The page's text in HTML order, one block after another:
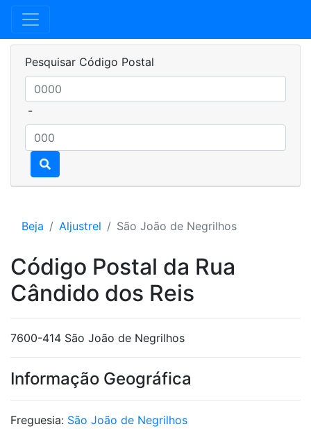
Pesquisar Código Postal
-
Beja Aljustrel São João de Negrilhos
Código Postal da Rua
Cândido dos Reis
7600-414 São João de Negrilhos
Informação Geográfica
Freguesia: São João de Negrilhos